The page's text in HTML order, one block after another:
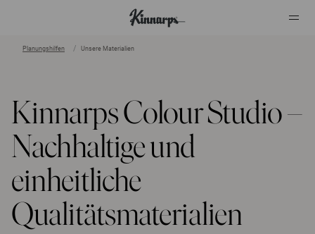
Planungshilfen Unsere Materialien
Kinnarps Colour Studio –
Nachhaltige und
einheitliche
Qualitätsmaterialien